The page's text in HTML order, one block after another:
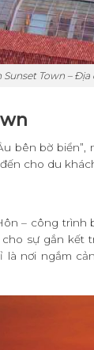
Sunset Town –
bên bờ biển”,
cho du
– công
sự gắn kết
nơi ngắm